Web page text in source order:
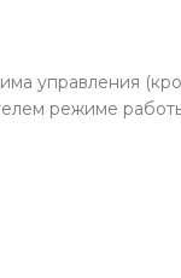
управления
режиме